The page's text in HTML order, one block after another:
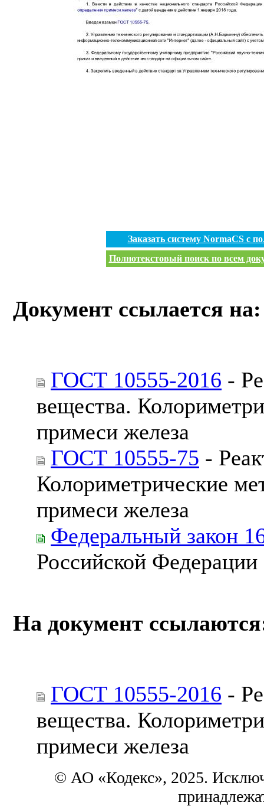
Заказать систему NormaCS с
Полнотекстовый поиск по всем
Документ ссылается на:
ГОСТ 10555-2016 -
вещества.
примеси железа
ГОСТ 10555-75 -
Колориметрические
примеси железа
Федеральный закон
Российской Федерации
На документ
ГОСТ 10555-2016 -
вещества.
примеси железа
© АО «Кодекс», 2025.